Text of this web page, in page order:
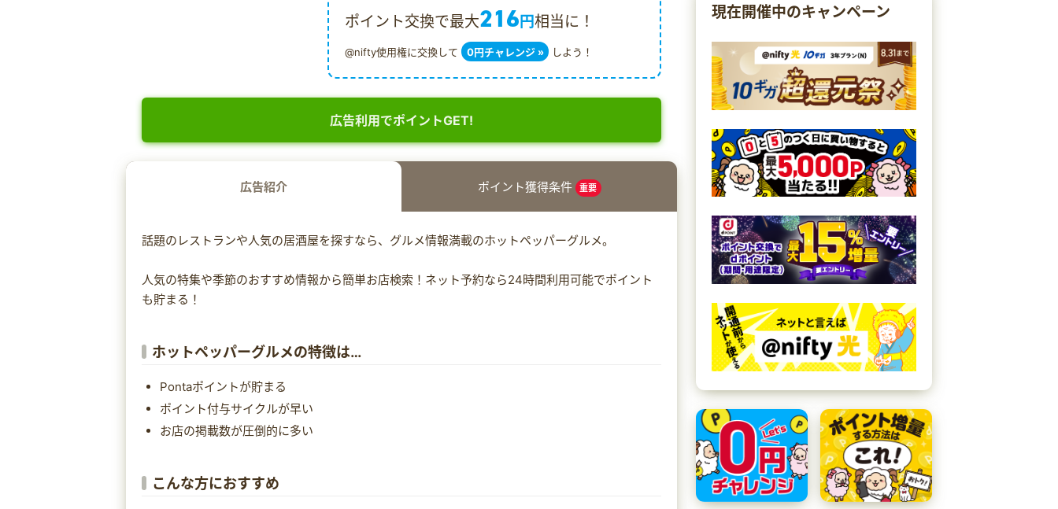
ポイント交換で最大216円相当に！
@nifty使用権に交換して 0円チャレンジ » しよう！
広告利用でポイントGET!
広告紹介 ポイント獲得条件 重要
話題のレストランや人気の居酒屋を探すなら、グルメ情報満載のホットペッパーグルメ。
人気の特集や季節のおすすめ情報から簡単お店検索！ネット予約なら24時間利用可能でポイント
も貯まる！
ホットペッパーグルメの特徴は…
Pontaポイントが貯まる
ポイント付与サイクルが早い
お店の掲載数が圧倒的に多い
こんな方におすすめ
現在開催中のキャンペーン